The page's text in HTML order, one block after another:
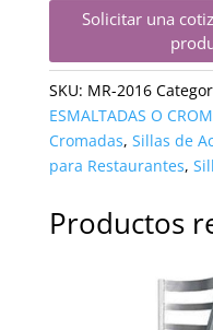
Solicitar una
SKU: MR-2016
ESMALTADAS O
Cromadas, Sillas de
para Restaurantes,
Productos